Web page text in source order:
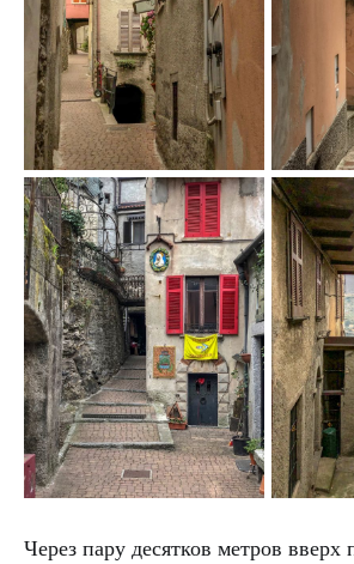
Через пару десятков метров вверх